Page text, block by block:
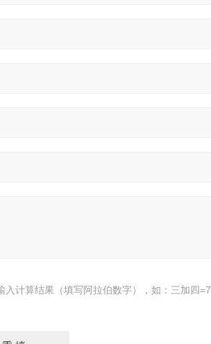
入计算结果（填写阿拉伯数字），如：三加四=7